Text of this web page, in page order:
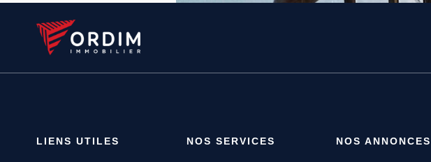
LIENS UTILES NOS SERVICES NOS ANNONCES